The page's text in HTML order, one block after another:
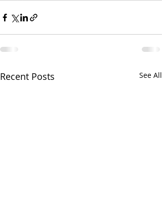
Recent Posts See All